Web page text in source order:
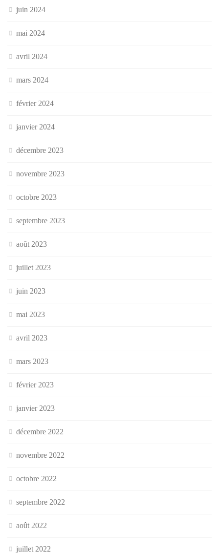
juin 2024
mai 2024
avril 2024
mars 2024
février 2024
janvier 2024
décembre 2023
novembre 2023
octobre 2023
septembre 2023
août 2023
juillet 2023
juin 2023
mai 2023
avril 2023
mars 2023
février 2023
janvier 2023
décembre 2022
novembre 2022
octobre 2022
septembre 2022
août 2022
juillet 2022